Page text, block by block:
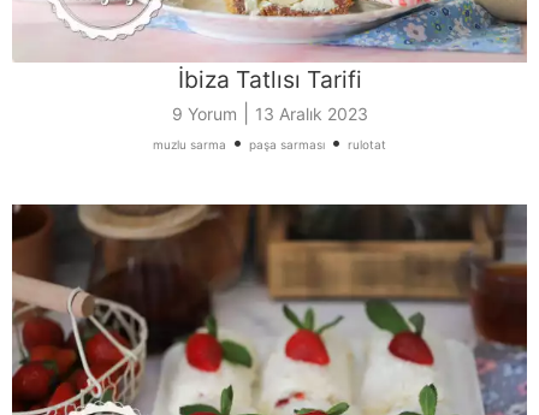
İbiza Tatlısı Tarifi
9 Yorum 13 Aralık 2023
muzlu sarma • paşa sarması • rulotat